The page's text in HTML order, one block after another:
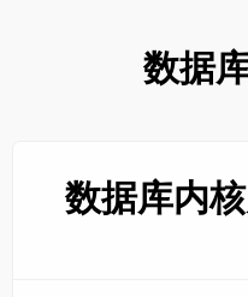
数据
数据库内